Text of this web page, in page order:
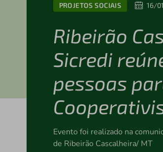
PROJETOS SOCIAIS 16/
Ribeirão
Sicredi
pessoas
Evento foi realizado na
de Ribeirão Cascalheira/ MT